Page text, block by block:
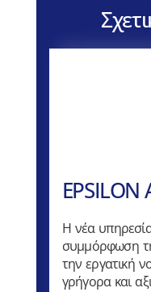
Η νέα
συμμόρφωση
την εργατική
γρήγορα και